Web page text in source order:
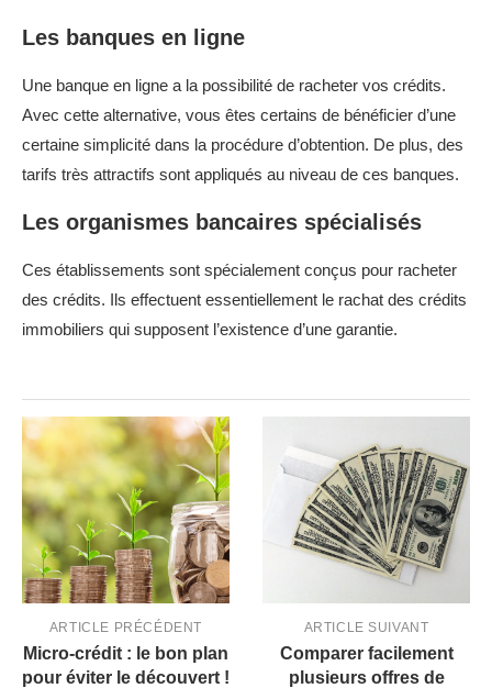
Les banques en ligne
Une banque en ligne a la possibilité de racheter vos crédits.
Avec cette alternative, vous êtes certains de bénéficier d’une
certaine simplicité dans la procédure d’obtention. De plus, des
tarifs très attractifs sont appliqués au niveau de ces banques.
Les organismes bancaires spécialisés
Ces établissements sont spécialement conçus pour racheter
des crédits. Ils effectuent essentiellement le rachat des crédits
immobiliers qui supposent l’existence d’une garantie.
ARTICLE PRÉCÉDENT
Micro-crédit : le bon plan
pour éviter le découvert !
ARTICLE SUIVANT
Comparer facilement
plusieurs offres de